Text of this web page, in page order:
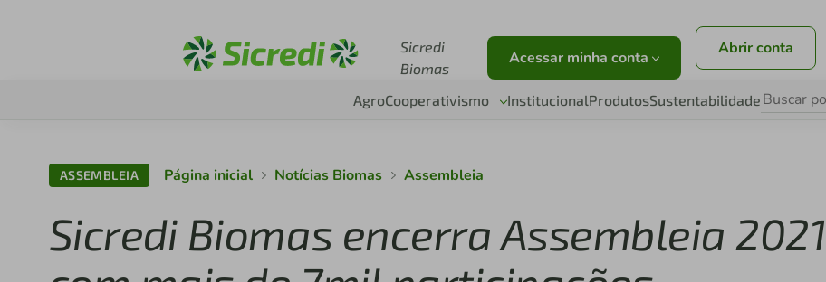
Sicredi
Biomas
Acessar minha conta Abrir conta
AgroCooperativismo InstitucionalProdutosSustentabilidade
ASSEMBLEIA Página inicial Notícias Biomas Assembleia
Sicredi Biomas encerra Assembleia 2021